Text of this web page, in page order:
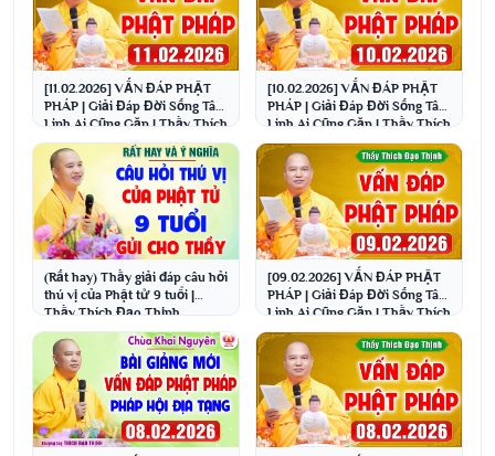
[11.02.2026] VẤN ĐÁP PHẬT
PHÁP | Giải Đáp Đời Sống Tâm
Linh Ai Cũng Gặp | Thầy Thích
Đạo Thịnh
[10.02.2026] VẤN ĐÁP PHẬT
PHÁP | Giải Đáp Đời Sống Tâm
Linh Ai Cũng Gặp | Thầy Thích
Đạo Thịnh
(Rất hay) Thầy giải đáp câu hỏi
thú vị của Phật tử 9 tuổi |
Thầy Thích Đạo Thịnh
[09.02.2026] VẤN ĐÁP PHẬT
PHÁP | Giải Đáp Đời Sống Tâm
Linh Ai Cũng Gặp | Thầy Thích
Đạo Thịnh